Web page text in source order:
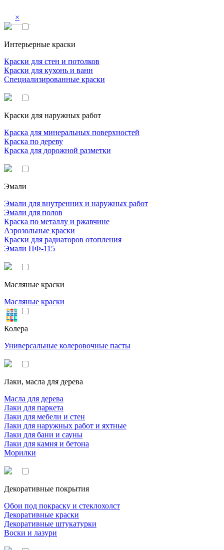
×
Интерьерные краски
Краски для стен и потолков
Краски для кухонь и ванн
Специализированные краски
Краски для наружных работ
Краска для минеральных поверхностей
Краска по дереву
Краска для дорожной разметки
Эмали
Эмали для внутренних и наружных работ
Эмали для полов
Краска по металлу и ржавчине
Аэрозольные краски
Краски для радиаторов отопления
Эмали ПФ-115
Масляные краски
Масляные краски
Колера
Универсальные колеровочные пасты
Лаки, масла для дерева
Масла для дерева
Лаки для паркета
Лаки для мебели и стен
Лаки для наружных работ и яхтные
Лаки для бани и сауны
Лаки для камня и бетона
Морилки
Декоративные покрытия
Обои под покраску и стеклохолст
Декоративные краски
Декоративные штукатурки
Воски и лазури